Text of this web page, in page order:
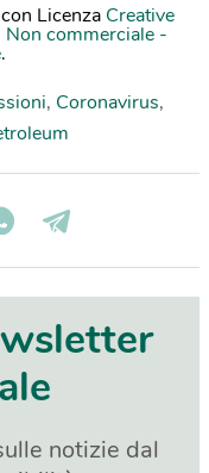
Licenza Creative
commerciale -
.
, Coronavirus,
notizie dal